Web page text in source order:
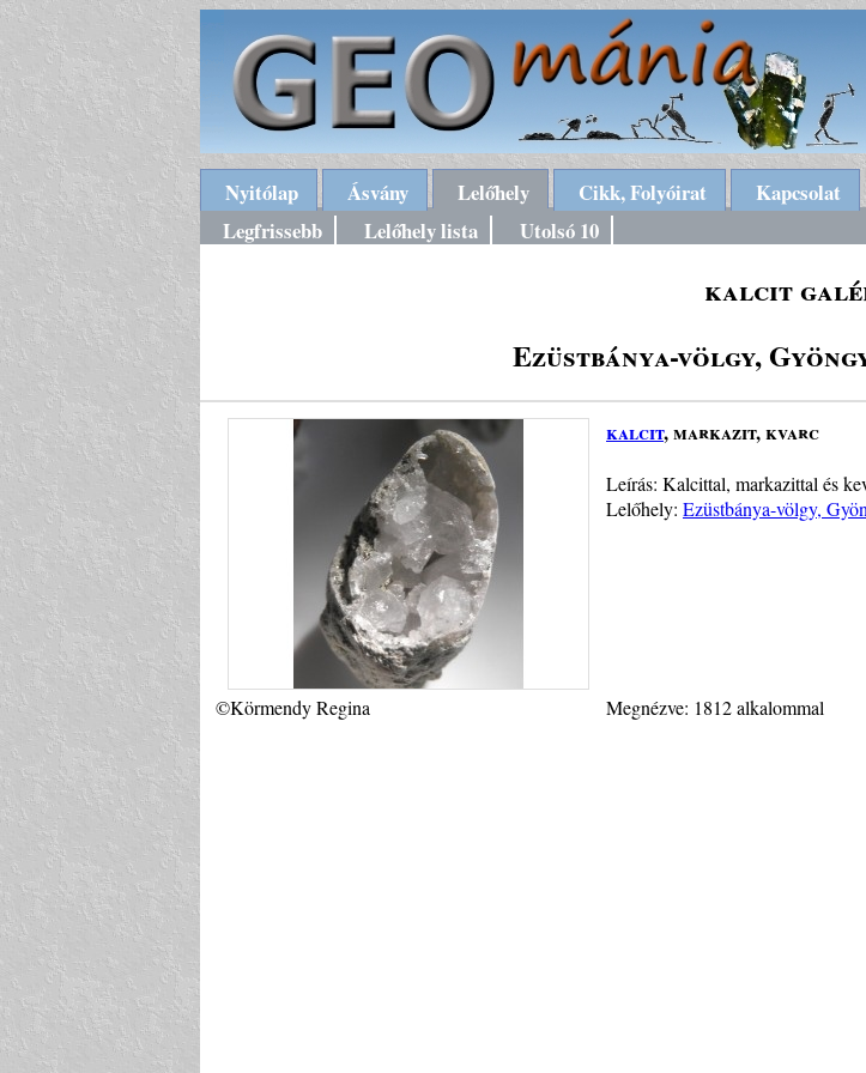
Nyitólap Ásvány Lelőhely Cikk, Folyóirat
Kapcsolat
Legfrissebb
Lelőhely lista Utolsó 10
kalcit
Ezüstbánya-völgy,
kalcit, markazit, kvarc
Leírás: Kalcittal, markazittal és
Lelőhely: Ezüstbánya-völgy,
©Körmendy Regina Megnézve: 1812 alkalommal